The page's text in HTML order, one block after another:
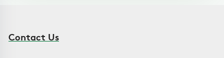
Contact Us